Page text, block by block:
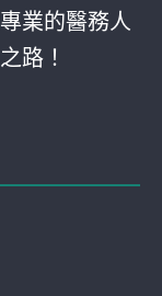
業的醫務人
路！